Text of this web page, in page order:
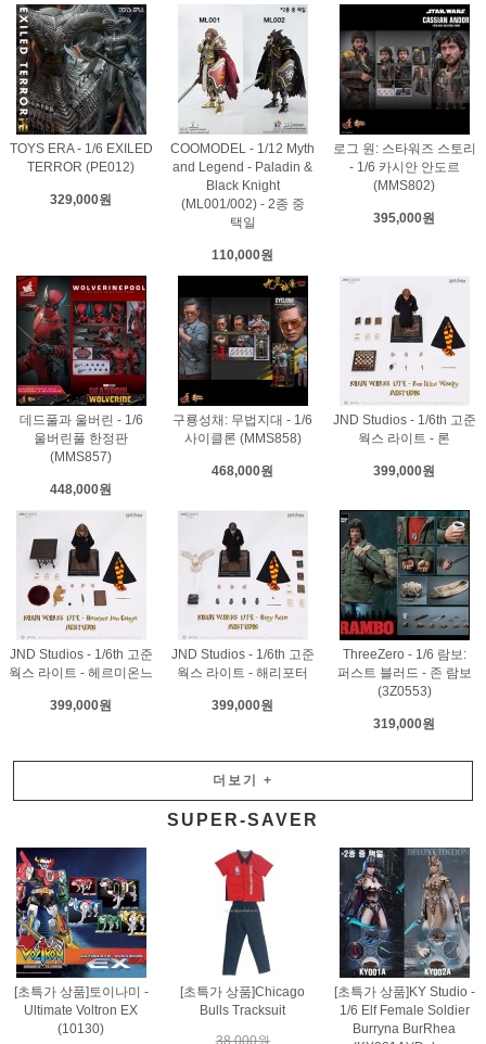
TOYS ERA - 1/6 EXILED
TERROR (PE012)
329,000원
COOMODEL - 1/12 Myth
and Legend - Paladin &
Black Knight
(ML001/002) - 2종 중
택일
110,000원
로그 원: 스타워즈 스토리
- 1/6 카시안 안도르
(MMS802)
395,000원
데드풀과 울버린 - 1/6
울버린풀 한정판
(MMS857)
448,000원
구룡성채: 무법지대 - 1/6
사이클론 (MMS858)
468,000원
JND Studios - 1/6th 고준
웍스 라이트 - 론
399,000원
JND Studios - 1/6th 고준
웍스 라이트 - 헤르미온느
399,000원
JND Studios - 1/6th 고준
웍스 라이트 - 해리포터
399,000원
ThreeZero - 1/6 람보:
퍼스트 블러드 - 존 람보
(3Z0553)
319,000원
더보기 +
SUPER-SAVER
[초특가 상품]토이나미 -
Ultimate Voltron EX
(10130)
[초특가 상품]Chicago
Bulls Tracksuit
38,000원
[초특가 상품]KY Studio -
1/6 Elf Female Soldier
Burryna BurRhea